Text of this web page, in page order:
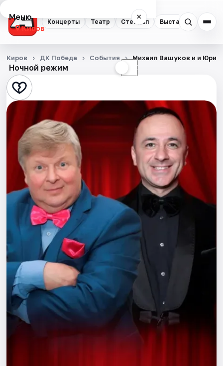
Концерты Театр Стендап Выставки
Меню ×
Киров
Концерты
Театр
Стендап
Выставки
Квесты
Экскурсии
Спорт
События
Площадки
Артисты
Рейтинги
Ночной режим ☾
Киров ДК Победа События Михаил Вашуков и и Юрий